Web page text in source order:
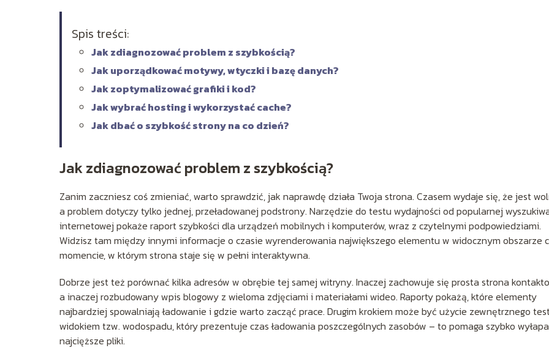
Spis treści:
Jak zdiagnozować problem z szybkością?
Jak uporządkować motywy, wtyczki i bazę danych?
Jak zoptymalizować grafiki i kod?
Jak wybrać hosting i wykorzystać cache?
Jak dbać o szybkość strony na co dzień?
Jak zdiagnozować problem z szybkością?
Zanim zaczniesz coś zmieniać, warto sprawdzić, jak naprawdę działa Twoja strona. Czasem wydaje się, że jest
a problem dotyczy tylko jednej, przeładowanej podstrony. Narzędzie do testu wydajności od popularnej
internetowej pokaże raport szybkości dla urządzeń mobilnych i komputerów, wraz z czytelnymi podpowiedziami.
Widzisz tam między innymi informacje o czasie wyrenderowania największego elementu w widocznym obszarze
momencie, w którym strona staje się w pełni interaktywna.
Dobrze jest też porównać kilka adresów w obrębie tej samej witryny. Inaczej zachowuje się prosta strona
a inaczej rozbudowany wpis blogowy z wieloma zdjęciami i materiałami wideo. Raporty pokażą, które elementy
najbardziej spowalniają ładowanie i gdzie warto zacząć prace. Drugim krokiem może być użycie zewnętrznego
widokiem tzw. wodospadu, który prezentuje czas ładowania poszczególnych zasobów – to pomaga szybko
najcięższe pliki.